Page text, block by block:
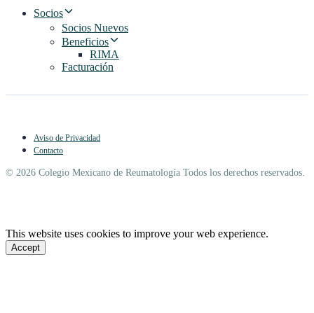
Socios
Socios Nuevos
Beneficios
RIMA
Facturación
Aviso de Privacidad
Contacto
© 2026 Colegio Mexicano de Reumatología Todos los derechos reservados.
This website uses cookies to improve your web experience.
Accept